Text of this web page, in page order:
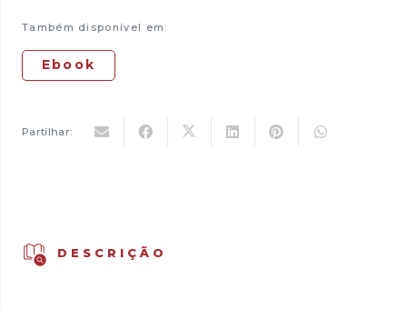
24,73 €.17,31 €.
Também disponível em:
Ebook
Partilhar:
DESCRIÇÃO